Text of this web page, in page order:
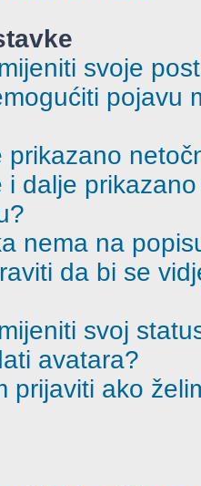
svoje
pojavu
prikazano
i dalje
nema na
da bi se
svoj
avatara?
prijaviti ako